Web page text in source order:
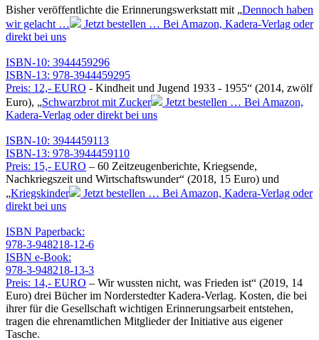
Bisher veröffentlichte die Erinnerungswerkstatt mit Dennoch haben
wir gelacht …
Jetzt bestellen … Bei Amazon, Kadera-Verlag oder
direkt bei uns
ISBN-10: 3944459296
ISBN-13: 978-3944459295
Preis: 12,- EURO - Kindheit und Jugend 1933 - 1955
(2014, zwölf
Euro),
Schwarzbrot mit Zucker
Jetzt bestellen … Bei Amazon,
Kadera-Verlag oder direkt bei uns
ISBN-10: 3944459113
ISBN-13: 978-3944459110
Preis: 15,- EURO – 60 Zeitzeugenberichte, Kriegsende,
Nachkriegszeit und Wirtschaftswunder
(2018, 15 Euro) und
Kriegskinder
Jetzt bestellen … Bei Amazon, Kadera-Verlag oder
direkt bei uns
ISBN Paperback:
978-3-948218-12-6
ISBN e-Book:
978-3-948218-13-3
Preis: 14,- EURO – Wir wussten nicht, was Frieden ist
(2019, 14
Euro) drei Bücher im Norderstedter Kadera-Verlag. Kosten, die bei
ihrer für die Gesellschaft wichtigen Erinnerungsarbeit entstehen,
tragen die ehrenamtlichen Mitglieder der Initiative aus eigener
Tasche.